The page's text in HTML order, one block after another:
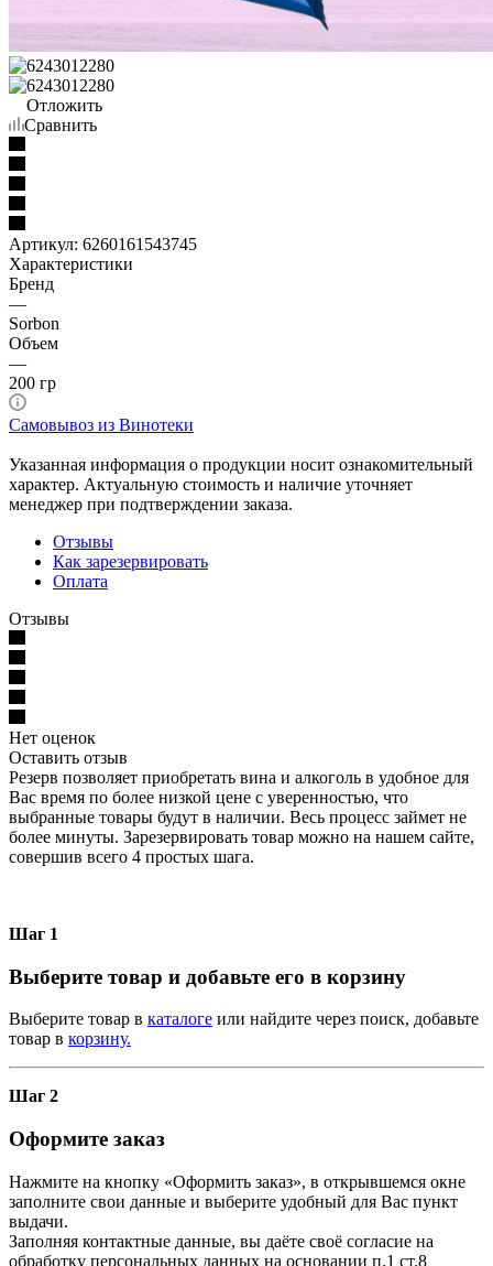
Отложить
Сравнить
Артикул: 6260161543745
Характеристики
Бренд
—
Sorbon
Объем
—
200 гр
Самовывоз из Винотеки
Указанная информация о продукции носит ознакомительный
характер. Актуальную стоимость и наличие уточняет
менеджер при подтверждении заказа.
Отзывы
Как зарезервировать
Оплата
Отзывы
Нет оценок
Оставить отзыв
Резерв позволяет приобретать вина и алкоголь в удобное для
Вас время по более низкой цене с уверенностью, что
выбранные товары будут в наличии. Весь процесс займет не
более минуты. Зарезервировать товар можно на нашем сайте,
совершив всего 4 простых шага.
Шаг 1
Выберите товар и добавьте его в корзину
Выберите товар в каталоге или найдите через поиск, добавьте
товар в корзину.
Шаг 2
Оформите заказ
Нажмите на кнопку «Оформить заказ», в открывшемся окне
заполните свои данные и выберите удобный для Вас пункт
выдачи.
Заполняя контактные данные, вы даёте своё согласие на
обработку персональных данных на основании п.1 ст.8